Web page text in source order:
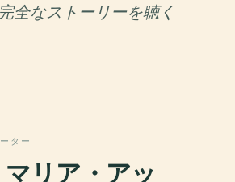
全なストーリーを聴く
ター
リア・アッ